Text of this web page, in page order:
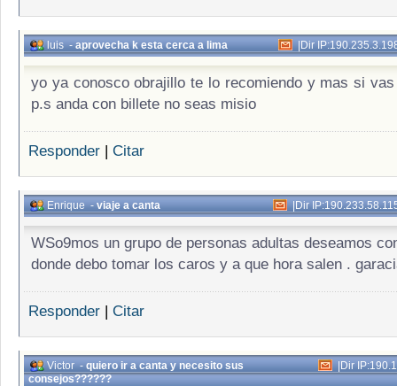
luis-aprovecha k esta cerca a lima |Dir
yo ya conosco obrajillo te lo recomiendo y mas si
p.s anda con billete no seas misio
Responder | Citar
Enrique-viaje a canta |Dir
WSo9mos un grupo de personas adultas deseamos
donde debo tomar los caros y a que hora salen .
Responder | Citar
Victor-quiero ir a canta y necesito sus
consejos??????
|Dir